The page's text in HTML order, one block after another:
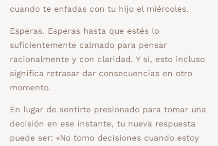
cuando te enfadas con tu hijo el miércoles.
Esperas. Esperas hasta que estés lo
suficientemente calmado para pensar
racionalmente y con claridad. Y sí, esto incluso
significa retrasar dar consecuencias en otro
momento.
En lugar de sentirte presionado para tomar una
decisión en ese instante, tu nueva respuesta
puede ser: «No tomo decisiones cuando estoy